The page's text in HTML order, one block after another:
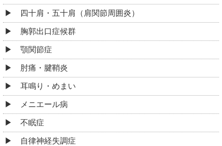
四十肩・五十肩（肩関節周囲炎）
胸郭出口症候群
顎関節症
肘痛・腱鞘炎
耳鳴り・めまい
メニエール病
不眠症
自律神経失調症